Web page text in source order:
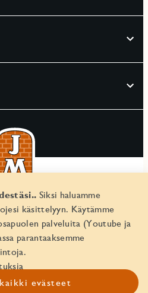
Siksi haluamme
käsittelyyn. Käytämme
palveluita (Youtube ja
parantaaksemme
evästeet
OY 2026
1974161-8